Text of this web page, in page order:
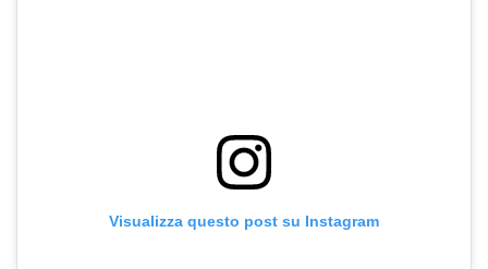
Visualizza questo post su Instagram